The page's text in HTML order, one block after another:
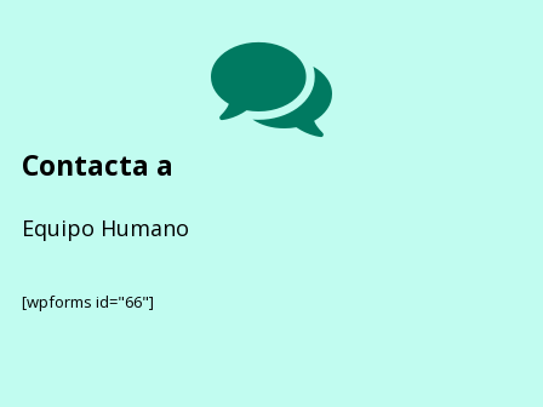
Contacta a
Equipo Humano
[wpforms id="66"]